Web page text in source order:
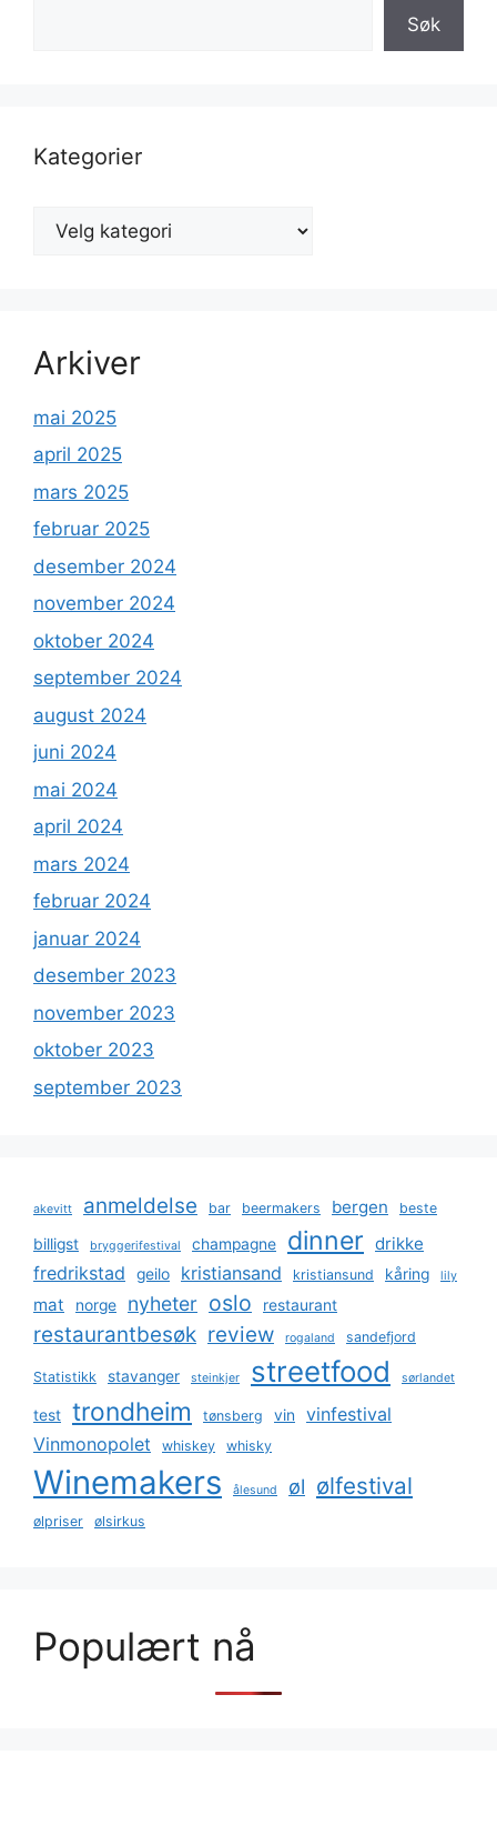
Søk
Kategorier
Kategorier
Arkiver
mai 2025
april 2025
mars 2025
februar 2025
desember 2024
november 2024
oktober 2024
september 2024
august 2024
juni 2024
mai 2024
april 2024
mars 2024
februar 2024
januar 2024
desember 2023
november 2023
oktober 2023
september 2023
akevitt anmeldelse bar beermakers bergen beste
billigst bryggerifestival champagne dinner drikke
fredrikstad geilo kristiansand kristiansund kåring lily
mat norge nyheter oslo restaurant
restaurantbesøk review rogaland sandefjord
Statistikk stavanger steinkjer streetfood sørlandet
test trondheim tønsberg vin
vinfestival
Vinmonopolet
whiskey whisky
Winemakers ålesund øl ølfestival
ølpriser ølsirkus
Populært nå